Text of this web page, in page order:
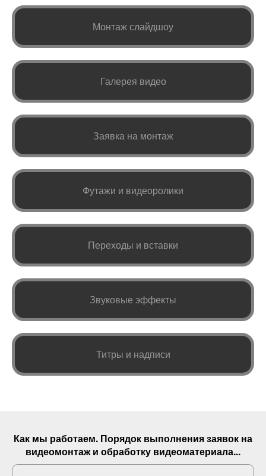
Монтаж слайдшоу
Галерея видео
Заявка на монтаж
Футажи и видеоролики
Переходы и вставки
Звуковые эффекты
Титры и надписи
Как мы работаем. Порядок выполнениязаявок на
видеомонтаж и обработку видеоматериала...